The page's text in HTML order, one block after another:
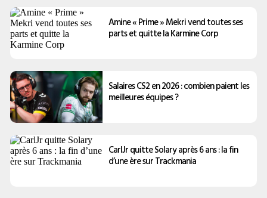
Amine « Prime » Mekri vend toutes ses
parts et quitte la Karmine Corp
Salaires CS2 en 2026 : combien paient les
meilleures équipes ?
CarlJr quitte Solary après 6 ans : la fin
d’une ère sur Trackmania